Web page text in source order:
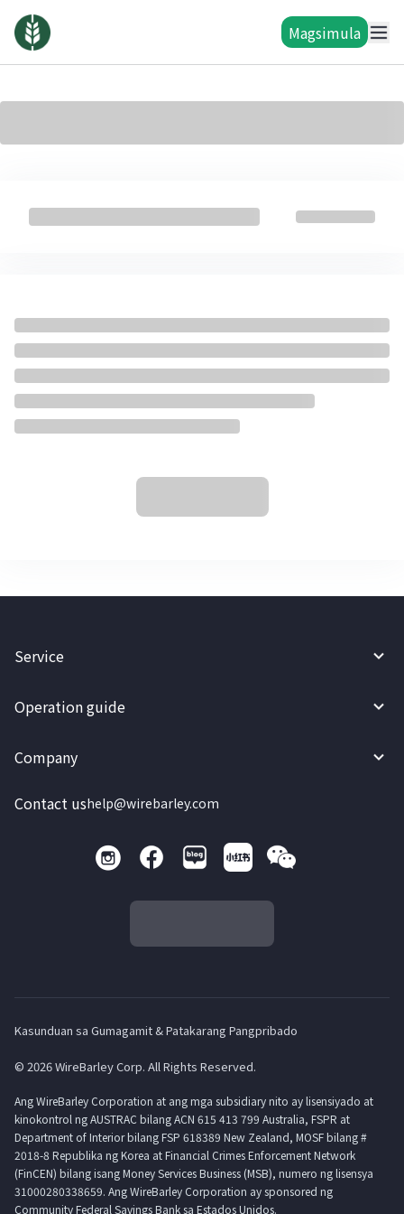
Magsimula
Service
Operation guide
Company
Contact ushelp@wirebarley.com
Kasunduan sa Gumagamit & Patakarang Pangpribado
© 2026 WireBarley Corp. All Rights Reserved.
Ang WireBarley Corporation at ang mga subsidiary nito ay lisensiyado at
kinokontrol ng AUSTRAC bilang ACN 615 413 799 Australia, FSPR at
Department of Interior bilang FSP 618389 New Zealand, MOSF bilang #
2018-8 Republika ng Korea at Financial Crimes Enforcement Network
(FinCEN) bilang isang Money Services Business (MSB), numero ng lisensya
31000280338659. Ang WireBarley Corporation ay sponsored ng
Community Federal Savings Bank sa Estados Unidos.